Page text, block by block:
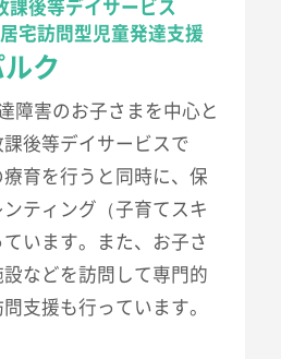
課後等デイサービス
宅訪問型児童発達支援
ク
障害のお子さまを中心と
後等デイサービスで
育を行うと同時に、保
ティング（子育てスキ
います。また、お子さ
などを訪問して専門的
支援も行っています。